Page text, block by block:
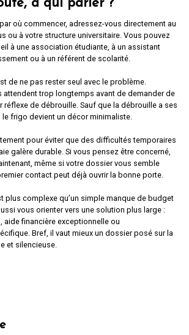
à qui parler ?
où commencer, adressez-vous directement au
ou à votre structure universitaire. Vous pouvez
à une association étudiante, à un assistant
ou à un référent de scolarité.
de ne pas rester seul avec le problème.
attendent trop longtemps avant de demander de
réflexe de débrouille. Sauf que la débrouille a ses
frigo devient un décor minimaliste.
pour éviter que des difficultés temporaires
galère durable. Si vous pensez être concerné,
même si votre dossier vous semble
contact peut déjà ouvrir la bonne porte.
plus complexe qu’un simple manque de budget
vous orienter vers une solution plus large :
aide financière exceptionnelle ou
Bref, il vaut mieux un dossier posé sur la
et silencieuse.